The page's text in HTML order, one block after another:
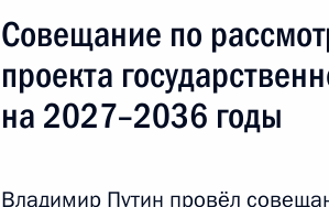
Подписан закон о
28 декабря 2025 года, 20:00
Совещание по
проекта
на 2027–2036 годы
Владимир Путин провёл